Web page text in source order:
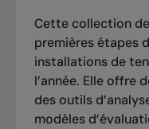
Cette collection
premières étapes
installations de
l’année. Elle offre
des outils
modèles